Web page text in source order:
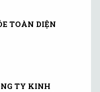
TOÀN DIỆN
TY KINH